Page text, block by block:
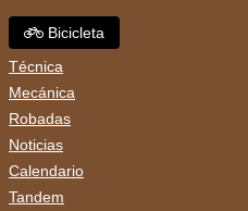
Bicicleta
Técnica
Mecánica
Robadas
Noticias
Calendario
Tandem